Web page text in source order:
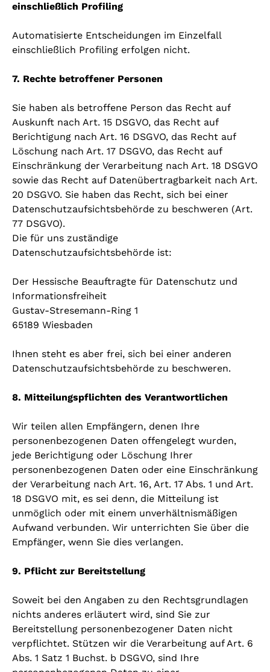
einschließlich Profiling
Automatisierte Entscheidungen im Einzelfall
einschließlich Profiling erfolgen nicht.
7. Rechte betroffener Personen
Sie haben als betroffene Person das Recht auf
Auskunft nach Art. 15 DSGVO, das Recht auf
Berichtigung nach Art. 16 DSGVO, das Recht auf
Löschung nach Art. 17 DSGVO, das Recht auf
Einschränkung der Verarbeitung nach Art. 18 DSGVO
sowie das Recht auf Datenübertragbarkeit nach Art.
20 DSGVO. Sie haben das Recht, sich bei einer
Datenschutzaufsichtsbehörde zu beschweren (Art.
77 DSGVO).
Die für uns zuständige
Datenschutzaufsichtsbehörde ist:
Der Hessische Beauftragte für Datenschutz und
Informationsfreiheit
Gustav-Stresemann-Ring 1
65189 Wiesbaden
Ihnen steht es aber frei, sich bei einer anderen
Datenschutzaufsichtsbehörde zu beschweren.
8. Mitteilungspflichten des Verantwortlichen
Wir teilen allen Empfängern, denen Ihre
personenbezogenen Daten offengelegt wurden,
jede Berichtigung oder Löschung Ihrer
personenbezogenen Daten oder eine Einschränkung
der Verarbeitung nach Art. 16, Art. 17 Abs. 1 und Art.
18 DSGVO mit, es sei denn, die Mitteilung ist
unmöglich oder mit einem unverhältnismäßigen
Aufwand verbunden. Wir unterrichten Sie über die
Empfänger, wenn Sie dies verlangen.
9. Pflicht zur Bereitstellung
Soweit bei den Angaben zu den Rechtsgrundlagen
nichts anderes erläutert wird, sind Sie zur
Bereitstellung personenbezogener Daten nicht
verpflichtet. Stützen wir die Verarbeitung auf Art. 6
Abs. 1 Satz 1 Buchst. b DSGVO, sind Ihre